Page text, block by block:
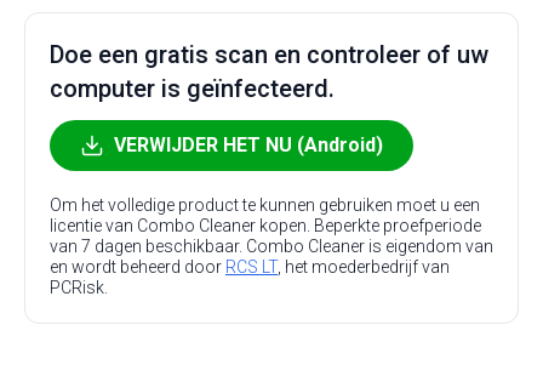
Doe een gratis scan en controleer of uw
computer is geïnfecteerd.
VERWIJDER HET NU (Android)
Om het volledige product te kunnen gebruiken moet u een
licentie van Combo Cleaner kopen. Beperkte proefperiode
van 7 dagen beschikbaar. Combo Cleaner is eigendom van
en wordt beheerd door RCS LT, het moederbedrijf van
PCRisk.